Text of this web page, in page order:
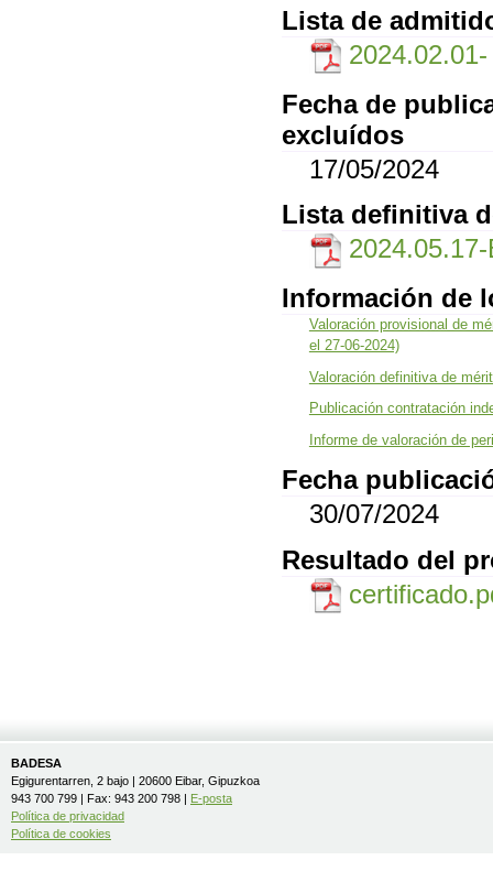
Lista de
Fecha de
excluídos
17/05/2024
Lista definitiva
Información de
Valoración provisional de
el 27-06-2024)
Valoración definitiva de
Publicación contratación
Informe de valoración de
Fecha
30/07/2024
Resultado del
BADESA
Egigurentarren, 2 bajo | 20600 Eibar, Gipuzkoa
943 700 799 | Fax: 943 200 798 | E-posta
Política de privacidad
Política de cookies